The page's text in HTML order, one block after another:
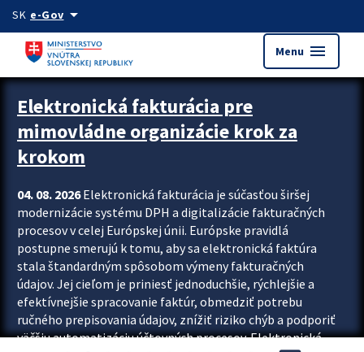
Preskocit na hlavný obsah
SK e-Govarrow_drop_down
Menu menu
Zastavit automatický posun upútavok
Elektronická fakturácia pre
mimovládne organizácie krok za
krokom
04. 08. 2026Elektronická fakturácia je súčasťou širšej
modernizácie systému DPH a digitalizácie fakturačných
procesov v celej Európskej únii. Európske pravidlá
postupne smerujú k tomu, aby sa elektronická faktúra
stala štandardným spôsobom výmeny fakturačných
údajov. Jej cieľom je priniesť jednoduchšie, rýchlejšie a
efektívnejšie spracovanie faktúr, obmedziť potrebu
ručného prepisovania údajov, znížiť riziko chýb a podporiť
väčšiu automatizáciu účtovných procesov. Elektronická